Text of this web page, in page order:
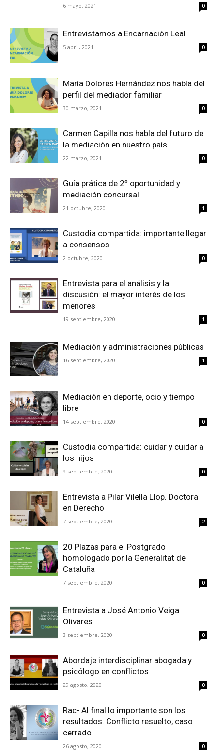
6 mayo, 2021 0
Entrevistamos a Encarnación Leal
5 abril, 2021 0
María Dolores Hernández nos habla del
perfil del mediador familiar
30 marzo, 2021 0
Carmen Capilla nos habla del futuro de
la mediación en nuestro país
22 marzo, 2021 0
Guía prática de 2º oportunidad y
mediación concursal
21 octubre, 2020 1
Custodia compartida: importante llegar
a consensos
2 octubre, 2020 0
Entrevista para el análisis y la
discusión: el mayor interés de los
menores
19 septiembre, 2020 1
Mediación y administraciones públicas
16 septiembre, 2020 1
Mediación en deporte, ocio y tiempo
libre
14 septiembre, 2020 0
Custodia compartida: cuidar y cuidar a
los hijos
9 septiembre, 2020 0
Entrevista a Pilar Vilella Llop. Doctora
en Derecho
7 septiembre, 2020 2
20 Plazas para el Postgrado
homologado por la Generalitat de
Cataluña
7 septiembre, 2020 0
Entrevista a José Antonio Veiga
Olivares
3 septiembre, 2020 0
Abordaje interdisciplinar abogada y
psicólogo en conflictos
29 agosto, 2020 0
Rac- Al final lo importante son los
resultados. Conflicto resuelto, caso
cerrado
26 agosto, 2020 0